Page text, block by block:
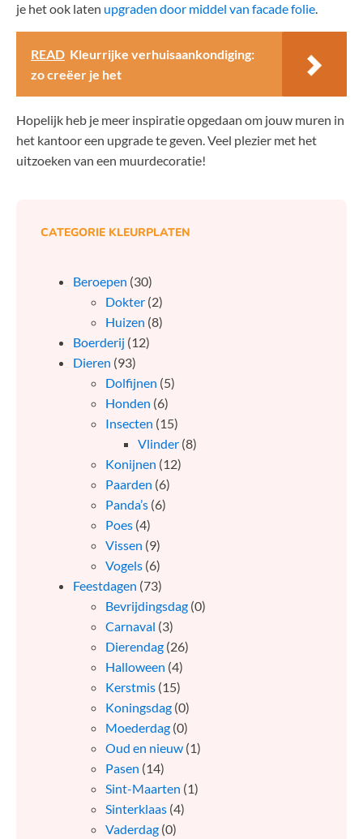
je het ook laten upgraden door middel van facade folie.
READ Kleurrijke verhuisaankondiging:
zo creëer je het
Hopelijk heb je meer inspiratie opgedaan om jouw muren in
het kantoor een upgrade te geven. Veel plezier met het
uitzoeken van een muurdecoratie!
CATEGORIE KLEURPLATEN
Beroepen (30)
Dokter (2)
Huizen (8)
Boerderij (12)
Dieren (93)
Dolfijnen (5)
Honden (6)
Insecten (15)
Vlinder (8)
Konijnen (12)
Paarden (6)
Panda’s (6)
Poes (4)
Vissen (9)
Vogels (6)
Feestdagen (73)
Bevrijdingsdag (0)
Carnaval (3)
Dierendag (26)
Halloween (4)
Kerstmis (15)
Koningsdag (0)
Moederdag (0)
Oud en nieuw (1)
Pasen (14)
Sint-Maarten (1)
Sinterklaas (4)
Vaderdag (0)